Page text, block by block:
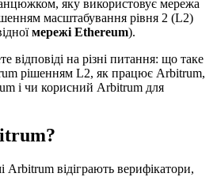
яку використовує мережа
масштабування рівня 2 (L2)
мережі Ethereum).
відповіді на різні питання: що таке
рішенням L2, як працює Arbitrum,
і чи корисний Arbitrum для
Arbitrum відіграють верифікатори,